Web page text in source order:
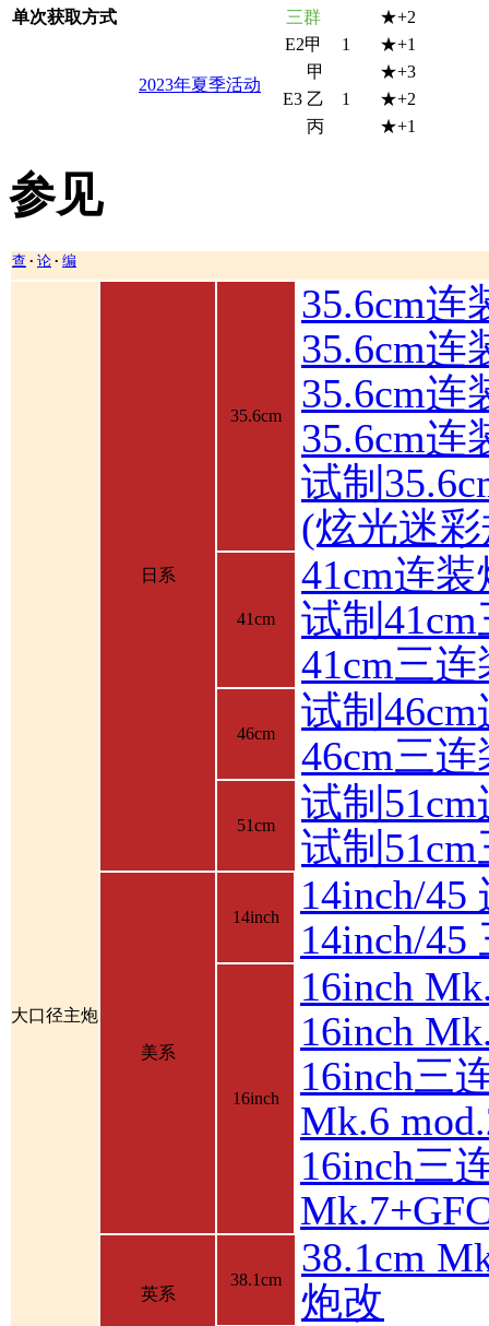
单次获取方式
三群
★+2
2023年夏季活动
E2甲 1 ★+1
E3
甲
1
★+3
乙
★+2
丙
★+1
参见
查 • 论 • 编
大口径主炮
日系
35.6cm
35.6cm连
35.6cm连
35.6cm连
35.6cm连
试制
(炫光迷
41cm
41cm连装
试制
41cm三
46cm
试制
46cm三
51cm
试制
试制
美系
14inch
14inch/45
14inch/45
16inch
16inch
16inch
16inch三
Mk.6
16inch三
英系
38.1cm
38.1cm
炮改